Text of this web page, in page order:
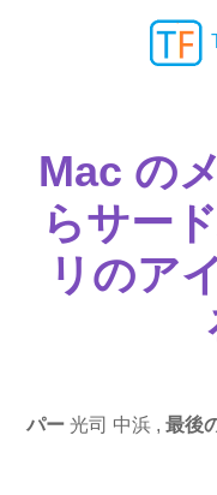
Mac の
らサー
リのア
パー 光司 中浜 ,最後